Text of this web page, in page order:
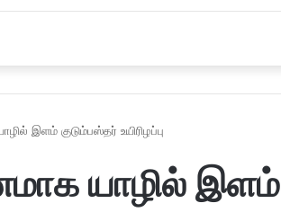
இளம் குடும்பஸ்தர் உயிரிழப்பு
யாழில் இளம்